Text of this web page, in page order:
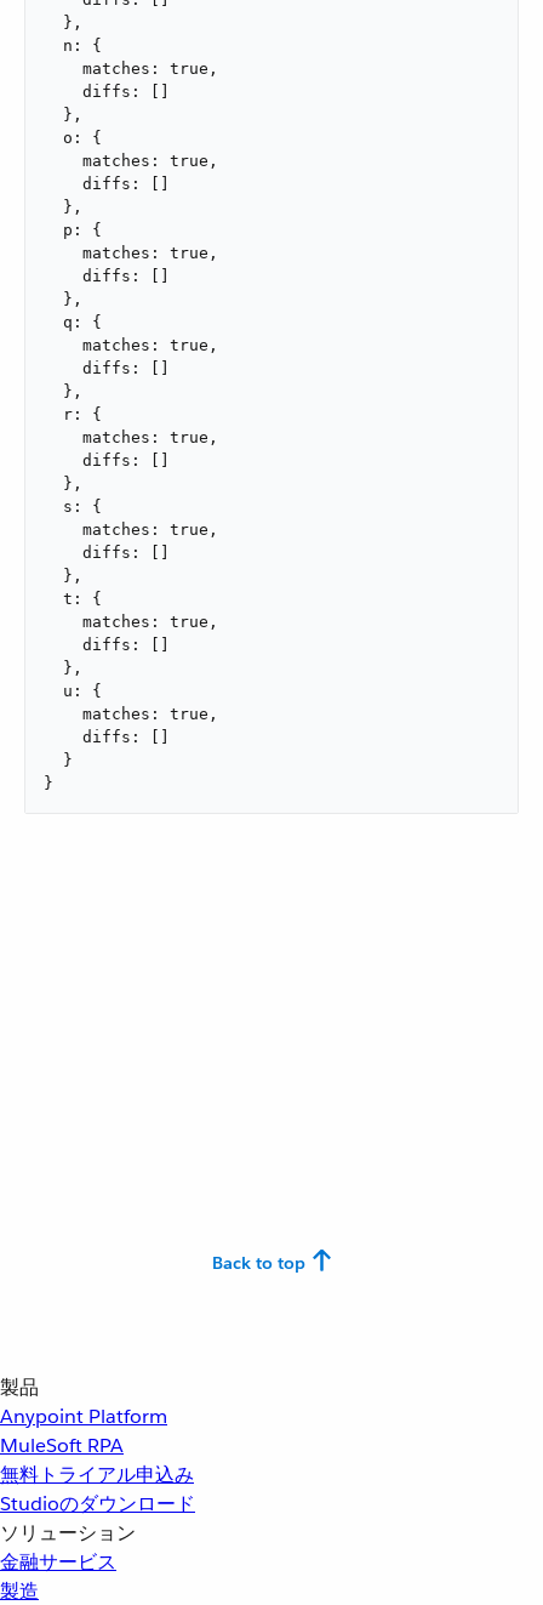
  },
  n: {
    matches: true,
    diffs: []
  },
  o: {
    matches: true,
    diffs: []
  },
  p: {
    matches: true,
    diffs: []
  },
  q: {
    matches: true,
    diffs: []
  },
  r: {
    matches: true,
    diffs: []
  },
  s: {
    matches: true,
    diffs: []
  },
  t: {
    matches: true,
    diffs: []
  },
  u: {
    matches: true,
    diffs: []
  }
}
Back to top
製品
Anypoint Platform
MuleSoft RPA
無料トライアル申込み
Studioのダウンロード
ソリューション
金融サービス
製造